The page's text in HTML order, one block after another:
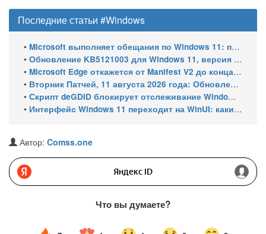
Последние статьи #Windows
• Microsoft выполняет обещания по Windows 11: пять крупных улучшений системы
• Обновление KB5121003 для Windows 11, версия 25H2 и 24H2: какие улучшения получит Windows
• Microsoft Edge откажется от Manifest V2 до конца 2026 года – классический uBlock Origin перестанет работать
• Вторник Патчей, 11 августа 2026 года: Обновления безопасности для Windows 11 (включая KB5121003), ESU-обновления для Windows 10
• Скрипт deGDID блокирует отслеживание Windows по глобальному идентификатору устройства
• Интерфейс Windows 11 переходит на WinUI: какие системные элементы обновит Microsoft
Автор: Comss.one